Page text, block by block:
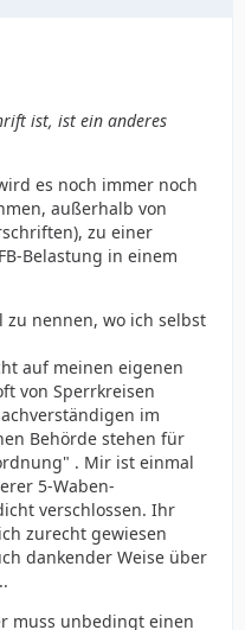
ist, ist ein anderes
es noch immer noch
außerhalb von
zu einer
Belastung in einem
zu nennen, wo ich selbst
auf meinen eigenen
von Sperrkreisen
im
Behörde stehen für
. Mir ist einmal
5-Waben-
verschlossen. Ihr
zurecht gewiesen
dankender Weise über
muss unbedingt einen